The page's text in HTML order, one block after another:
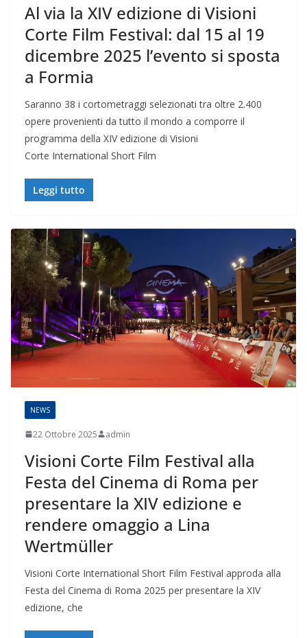
Al via la XIV edizione di Visioni
Corte Film Festival: dal 15 al 19
dicembre 2025 l’evento si sposta
a Formia
Saranno 38 i cortometraggi selezionati tra oltre 2.400
opere provenienti da tutto il mondo a comporre il
programma della XIV edizione di Visioni
Corte International Short Film
Leggi tutto
NEWS
22 Ottobre 2025 admin
Visioni Corte Film Festival alla
Festa del Cinema di Roma per
presentare la XIV edizione e
rendere omaggio a Lina
Wertmüller
Visioni Corte International Short Film Festival approda alla
Festa del Cinema di Roma 2025 per presentare la XIV
edizione, che